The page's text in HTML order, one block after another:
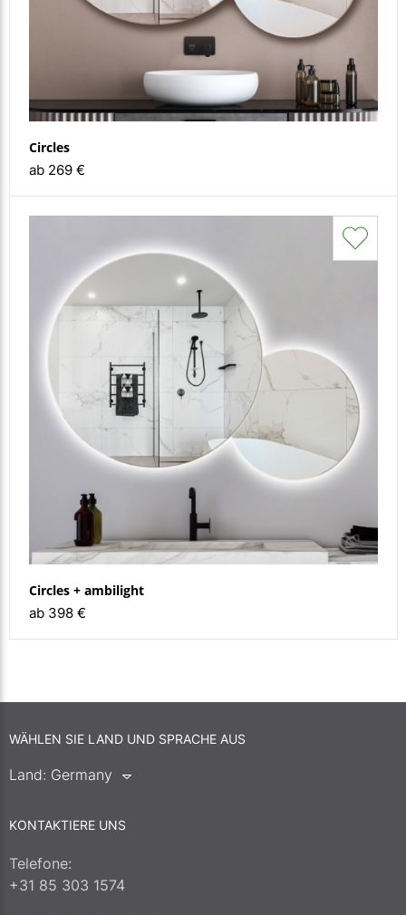
Circles
ab 269 €
Circles + ambilight
ab 398 €
WÄHLEN SIE LAND UND SPRACHE AUS
Land: Germany
KONTAKTIERE UNS
Telefone:
+31 85 303 1574